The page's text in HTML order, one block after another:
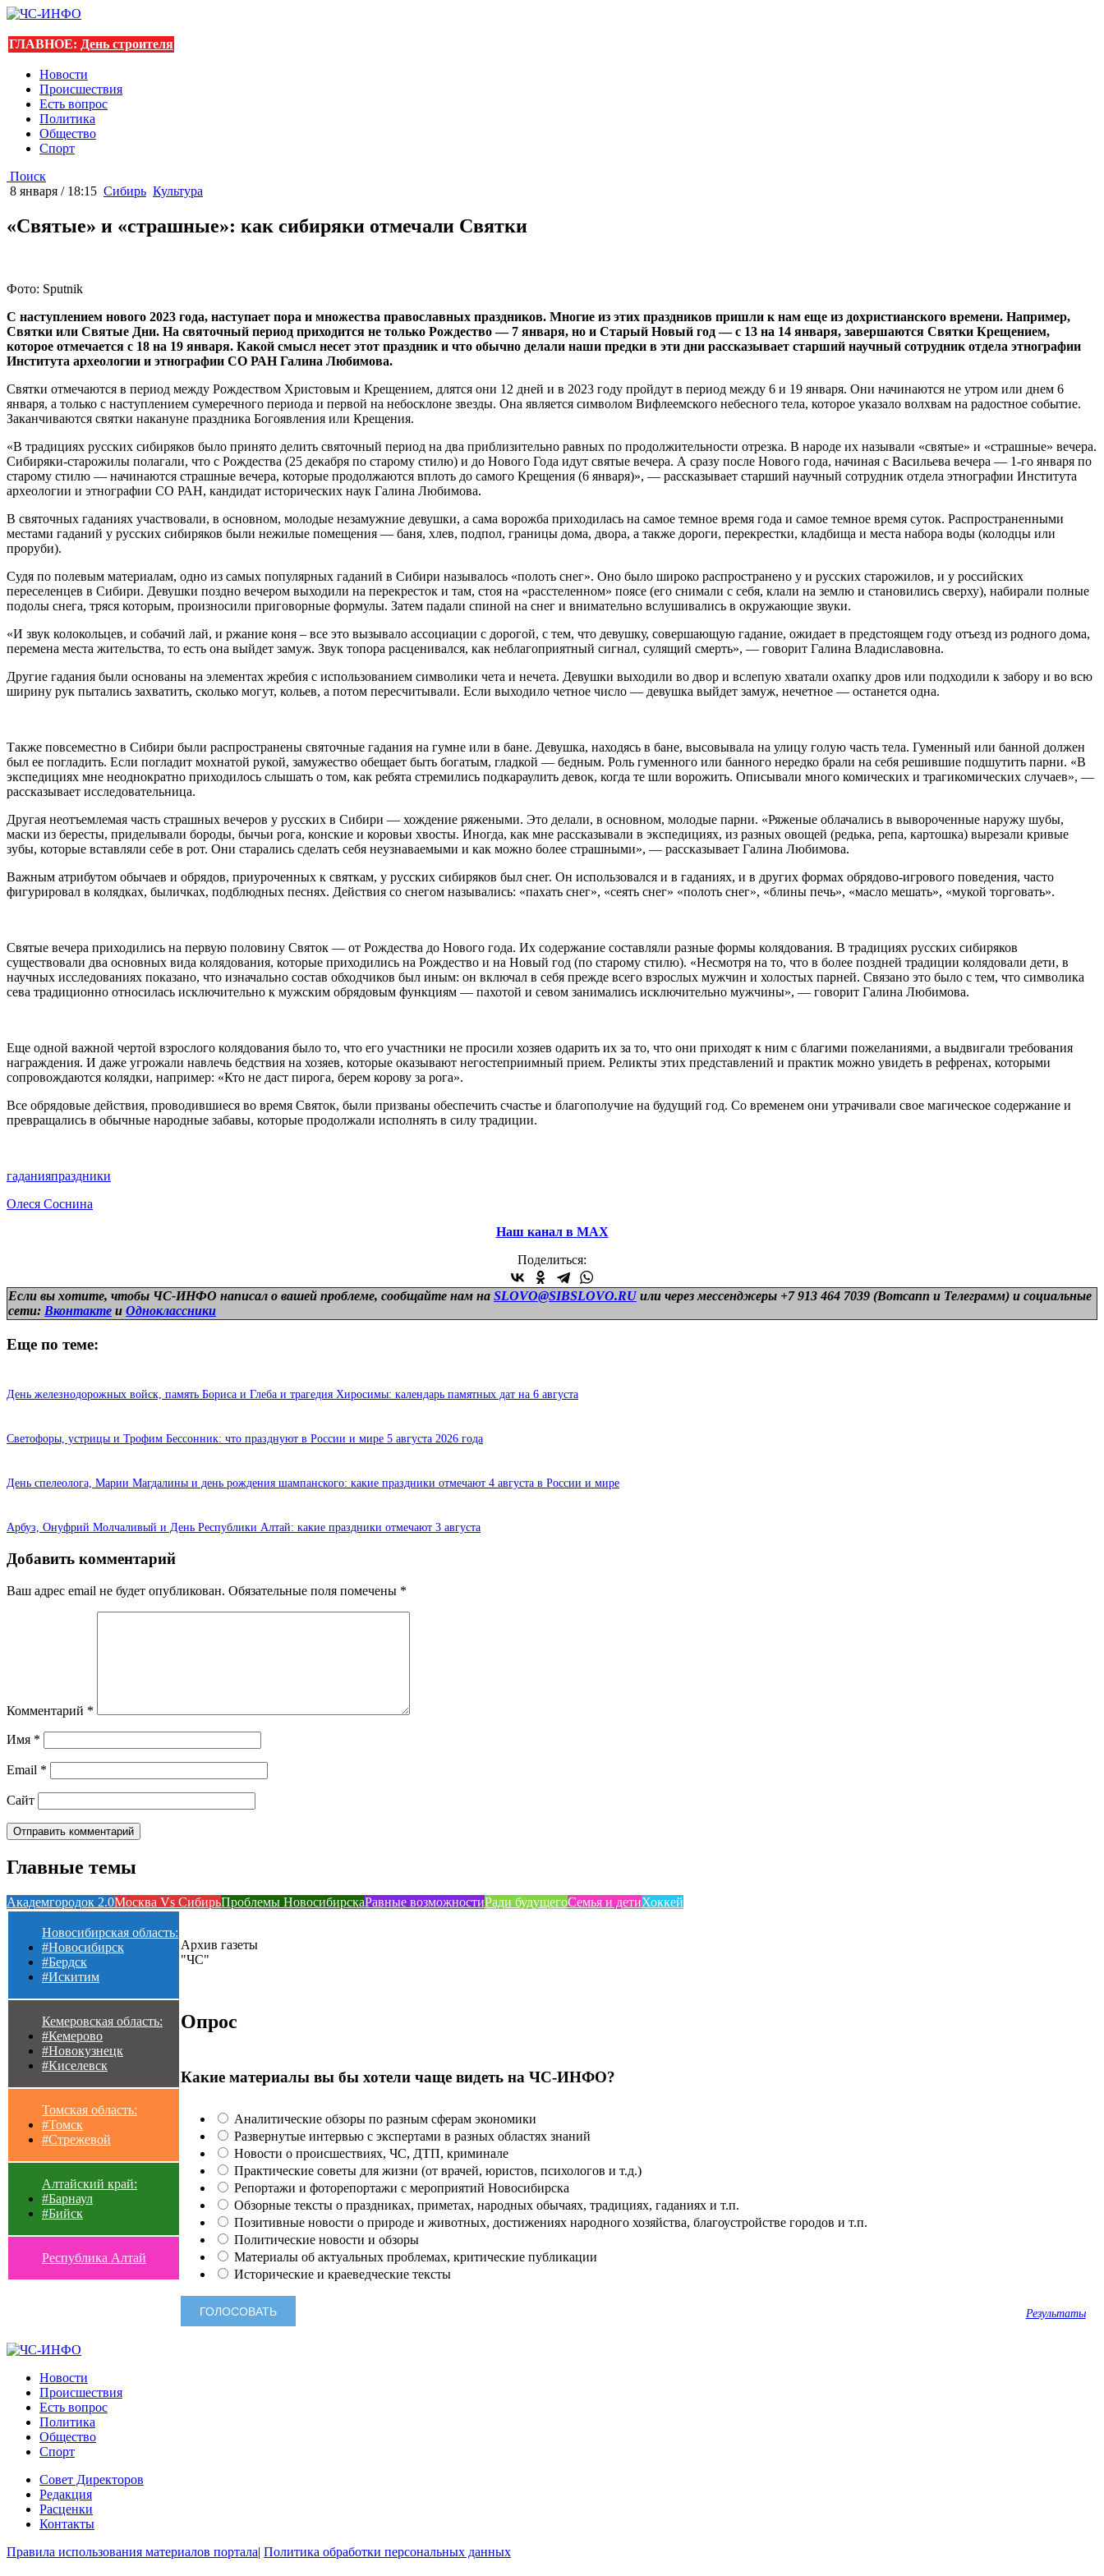
ГЛАВНОЕ: День строителя
Новости
Происшествия
Есть вопрос
Политика
Общество
Спорт
Поиск
8 января / 18:15 Сибирь Культура
«Святые» и «страшные»: как сибиряки отмечали Святки
Фото: Sputnik
С наступлением нового 2023 года, наступает пора и множества православных праздников. Многие из этих праздников пришли к нам еще из дохристианского времени. Например,
Святки или Святые Дни. На святочный период приходится не только Рождество — 7 января, но и Старый Новый год — с 13 на 14 января, завершаются Святки Крещением,
которое отмечается с 18 на 19 января. Какой смысл несет этот праздник и что обычно делали наши предки в эти дни рассказывает старший научный сотрудник отдела этнографии
Института археологии и этнографии СО РАН Галина Любимова.
Святки отмечаются в период между Рождеством Христовым и Крещением, длятся они 12 дней и в 2023 году пройдут в период между 6 и 19 января. Они начинаются не утром или днем 6
января, а только с наступлением сумеречного периода и первой на небосклоне звезды. Она является символом Вифлеемского небесного тела, которое указало волхвам на радостное событие.
Заканчиваются святки накануне праздника Богоявления или Крещения.
«В традициях русских сибиряков было принято делить святочный период на два приблизительно равных по продолжительности отрезка. В народе их называли «святые» и «страшные» вечера.
Сибиряки-старожилы полагали, что с Рождества (25 декабря по старому стилю) и до Нового Года идут святые вечера. А сразу после Нового года, начиная с Васильева вечера — 1-го января по
старому стилю — начинаются страшные вечера, которые продолжаются вплоть до самого Крещения (6 января)», — рассказывает старший научный сотрудник отдела этнографии Института
археологии и этнографии СО РАН, кандидат исторических наук Галина Любимова.
В святочных гаданиях участвовали, в основном, молодые незамужние девушки, а сама ворожба приходилась на самое темное время года и самое темное время суток. Распространенными
местами гаданий у русских сибиряков были нежилые помещения — баня, хлев, подпол, границы дома, двора, а также дороги, перекрестки, кладбища и места набора воды (колодцы или
проруби).
Судя по полевым материалам, одно из самых популярных гаданий в Сибири называлось «полоть снег». Оно было широко распространено у и русских старожилов, и у российских
переселенцев в Сибири. Девушки поздно вечером выходили на перекресток и там, стоя на «расстеленном» поясе (его снимали с себя, клали на землю и становились сверху), набирали полные
подолы снега, тряся которым, произносили приговорные формулы. Затем падали спиной на снег и внимательно вслушивались в окружающие звуки.
«И звук колокольцев, и собачий лай, и ржание коня – все это вызывало ассоциации с дорогой, с тем, что девушку, совершающую гадание, ожидает в предстоящем году отъезд из родного дома,
перемена места жительства, то есть она выйдет замуж. Звук топора расценивался, как неблагоприятный сигнал, сулящий смерть», — говорит Галина Владиславовна.
Другие гадания были основаны на элементах жребия с использованием символики чета и нечета. Девушки выходили во двор и вслепую хватали охапку дров или подходили к забору и во всю
ширину рук пытались захватить, сколько могут, кольев, а потом пересчитывали. Если выходило четное число — девушка выйдет замуж, нечетное — останется одна.
Также повсеместно в Сибири были распространены святочные гадания на гумне или в бане. Девушка, находясь в бане, высовывала на улицу голую часть тела. Гуменный или банной должен
был ее погладить. Если погладит мохнатой рукой, замужество обещает быть богатым, гладкой — бедным. Роль гуменного или банного нередко брали на себя решившие подшутить парни. «В
экспедициях мне неоднократно приходилось слышать о том, как ребята стремились подкараулить девок, когда те шли ворожить. Описывали много комических и трагикомических случаев», —
рассказывает исследовательница.
Другая неотъемлемая часть страшных вечеров у русских в Сибири — хождение ряжеными. Это делали, в основном, молодые парни. «Ряженые облачались в вывороченные наружу шубы,
маски из бересты, приделывали бороды, бычьи рога, конские и коровьи хвосты. Иногда, как мне рассказывали в экспедициях, из разных овощей (редька, репа, картошка) вырезали кривые
зубы, которые вставляли себе в рот. Они старались сделать себя неузнаваемыми и как можно более страшными», — рассказывает Галина Любимова.
Важным атрибутом обычаев и обрядов, приуроченных к святкам, у русских сибиряков был снег. Он использовался и в гаданиях, и в других формах обрядово-игрового поведения, часто
фигурировал в колядках, быличках, подблюдных песнях. Действия со снегом назывались: «пахать снег», «сеять снег» «полоть снег», «блины печь», «масло мешать», «мукой торговать».
Святые вечера приходились на первую половину Святок — от Рождества до Нового года. Их содержание составляли разные формы колядования. В традициях русских сибиряков
существовали два основных вида колядования, которые приходились на Рождество и на Новый год (по старому стилю). «Несмотря на то, что в более поздней традиции колядовали дети, в
научных исследованиях показано, что изначально состав обходчиков был иным: он включал в себя прежде всего взрослых мужчин и холостых парней. Связано это было с тем, что символика
сева традиционно относилась исключительно к мужским обрядовым функциям — пахотой и севом занимались исключительно мужчины», — говорит Галина Любимова.
Еще одной важной чертой взрослого колядования было то, что его участники не просили хозяев одарить их за то, что они приходят к ним с благими пожеланиями, а выдвигали требования
награждения. И даже угрожали навлечь бедствия на хозяев, которые оказывают негостеприимный прием. Реликты этих представлений и практик можно увидеть в рефренах, которыми
сопровождаются колядки, например: «Кто не даст пирога, берем корову за рога».
Все обрядовые действия, проводившиеся во время Святок, были призваны обеспечить счастье и благополучие на будущий год. Со временем они утрачивали свое магическое содержание и
превращались в обычные народные забавы, которые продолжали исполнять в силу традиции.
гаданияпраздники
Олеся Соснина
Наш канал в МАХ
Поделиться:
Если вы хотите, чтобы ЧС-ИНФО написал о вашей проблеме, сообщайте нам на SLOVO@SIBSLOVO.RU или через мессенджеры +7 913 464 7039 (Вотсапп и Телеграмм) и социальные
сети: Вконтакте и Одноклассники
Еще по теме:
День железнодорожных войск, память Бориса и Глеба и трагедия Хиросимы: календарь памятных дат на 6 августа
Светофоры, устрицы и Трофим Бессонник: что празднуют в России и мире 5 августа 2026 года
День спелеолога, Марии Магдалины и день рождения шампанского: какие праздники отмечают 4 августа в России и мире
Арбуз, Онуфрий Молчаливый и День Республики Алтай: какие праздники отмечают 3 августа
Добавить комментарий
Ваш адрес email не будет опубликован. Обязательные поля помечены *
Комментарий *
Имя *
Email *
Сайт
Главные темы
Академгородок 2.0Москва Vs СибирьПроблемы НовосибирскаРавные возможностиРади будущегоСемья и детиХоккей
Новосибирская область:
#Новосибирск
#Бердск
#Искитим
Кемеровская область:
#Кемерово
#Новокузнецк
#Киселевск
Томская область:
#Томск
#Стрежевой
Алтайский край:
#Барнаул
#Бийск
Республика Алтай
Архив газеты
"ЧС"
Опрос
Какие материалы вы бы хотели чаще видеть на ЧС-ИНФО?
Аналитические обзоры по разным сферам экономики
Развернутые интервью с экспертами в разных областях знаний
Новости о происшествиях, ЧС, ДТП, криминале
Практические советы для жизни (от врачей, юристов, психологов и т.д.)
Репортажи и фоторепортажи с мероприятий Новосибирска
Обзорные тексты о праздниках, приметах, народных обычаях, традициях, гаданиях и т.п.
Позитивные новости о природе и животных, достижениях народного хозяйства, благоустройстве городов и т.п.
Политические новости и обзоры
Материалы об актуальных проблемах, критические публикации
Исторические и краеведческие тексты
Результаты
Новости
Происшествия
Есть вопрос
Политика
Общество
Спорт
Совет Директоров
Редакция
Расценки
Контакты
Правила использования материалов портала| Политика обработки персональных данных